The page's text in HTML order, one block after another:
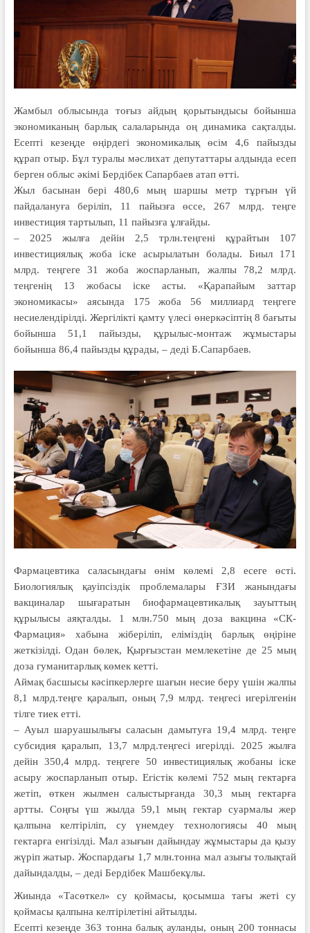
Жамбыл облысында тоғыз айдың қорытындысы бойынша
экономиканың барлық салаларында оң динамика сақталды.
Есепті кезеңде өңірдегі экономикалық өсім 4,6 пайызды
құрап отыр. Бұл туралы мәслихат депутаттары алдында есеп
берген облыс әкімі Бердібек Сапарбаев атап өтті.
Жыл басынан бері 480,6 мың шар­шы метр тұрғын үй
пайдалануға беріліп, 11 пайызға өссе, 267 млрд. теңге
инвестиция тартылып, 11 пайызға ұлғайды.
– 2025 жылға дейін 2,5 трлн.теңгені құрай­тын 107
инвестициялық жоба іске асырыла­тын болады. Биыл 171
млрд. теңгеге 31 жоба жоспарланып, жалпы 78,2 млрд.
теңгенің 13 жобасы іске асты. «Қарапайым заттар
экономикасы» аясында 175 жоба 56 миллиард теңгеге
несиелен­дірілді. Жергілікті қамту үлесі өнер­кәсіптің 8 бағыты
бойынша 51,1 пайыз­ды, құрылыс-монтаж жұмыстары
бойынша 86,4 пайызды құрады, – деді Б.Сапарбаев.
Фармацевтика саласындағы өнім көлемі 2,8 есеге өсті.
Биологиялық қауіпсіздік проблемалары ҒЗИ жа­нын­дағы
вакциналар шығаратын био­фармацевтикалық зауыттың
құрылысы аяқталды. 1 млн.750 мың доза вакцина «СК-
Фармация» хабына жіберіліп, еліміздің барлық өңіріне
жеткізілді. Одан бөлек, Қырғызстан мемлекетіне де 25 мың
доза гуманитарлық көмек кетті.
Аймақ басшысы кәсіпкерлерге шағын несие беру үшін жалпы
8,1 млрд.теңге қаралып, оның 7,9 млрд. теңгесі игерілгенін
тілге тиек етті.
– Ауыл шаруашылығы саласын дамытуға 19,4 млрд. теңге
субсидия қаралып, 13,7 млрд.теңгесі игерілді. 2025 жылға
дейін 350,4 млрд. теңгеге 50 инвестициялық жобаны іске
асыру жоспарланып отыр. Егістік көлемі 752 мың гектарға
жетіп, өткен жылмен салыстырғанда 30,3 мың гектарға
артты. Соңғы үш жылда 59,1 мың гектар суармалы жер
қалпына келтіріліп, су үнемдеу технологиясы 40 мың
гектарға енгізілді. Мал азығын дайындау жұмыстары да қызу
жүріп жатыр. Жоспардағы 1,7 млн.тонна мал азығы толықтай
дайындалды, – деді Бердібек Машбекұлы.
Жиында «Тасөткел» су қоймасы, қосымша тағы жеті су
қоймасы қалпына келтірілетіні айтылды.
Есепті кезеңде 363 тонна балық ауланды, оның 200 тоннасы